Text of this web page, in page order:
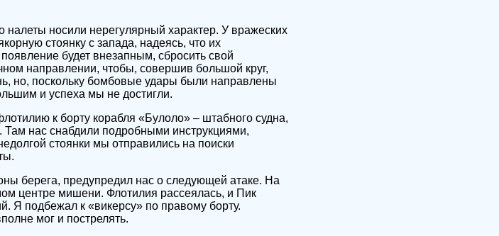
налеты носили нерегулярный характер. У вражеских
стоянку с запада, надеясь, что их
будет внезапным, сбросить свой
направлении, чтобы, совершив большой круг,
но, поскольку бомбовые удары были направлены
и успеха мы не достигли.
к борту корабля «Булоло» – штабного судна,
нас снабдили подробными инструкциями,
стоянки мы отправились на поиски
берега, предупредил нас о следующей атаке. На
центре мишени. Флотилия рассеялась, и Пик
Я подбежал к «викерсу» по правому борту.
мог и пострелять.